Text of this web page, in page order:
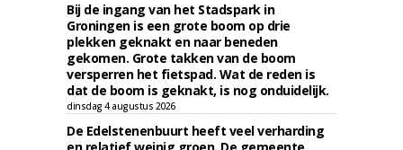
Bij de ingang van het Stadspark in
Groningen is een grote boom op drie
plekken geknakt en naar beneden
gekomen. Grote takken van de boom
versperren het fietspad. Wat de reden is
dat de boom is geknakt, is nog onduidelijk.
dinsdag 4 augustus 2026
De Edelstenenbuurt heeft veel verharding